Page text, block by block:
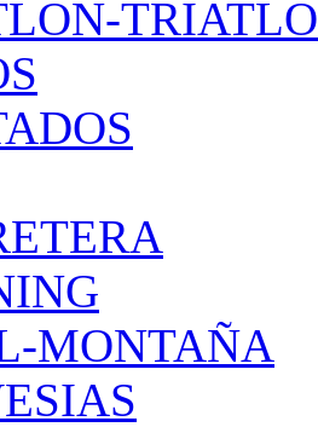
MONTAÑA